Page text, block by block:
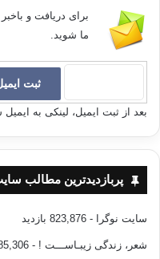
برای دریافت و
ما شوید.
بعد از ثبت ایمیل، لینکی به
پربازدیدترین مطالب
سایت نوگرا - 823,876 بازدید
شعر، زندگی زیبـاســـت ! - 485,306 بازدید